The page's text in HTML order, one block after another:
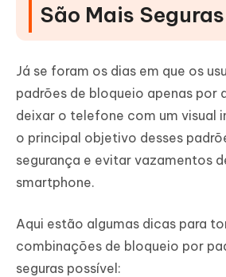
São Mais Seguras
Já se foram os dias em que os
padrões de bloqueio apenas por
deixar o telefone com um visual
o principal objetivo desses
segurança e evitar vazamentos
smartphone.
Aqui estão algumas dicas para
combinações de bloqueio por
seguras possível: